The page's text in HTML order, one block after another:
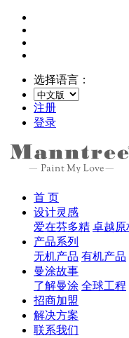
选择语言：
注册
登录
首 页
设计灵感
爱在芬多精 卓越原
产品系列
无机产品 有机产品
曼涂故事
了解曼涂 全球工程
招商加盟
解决方案
联系我们